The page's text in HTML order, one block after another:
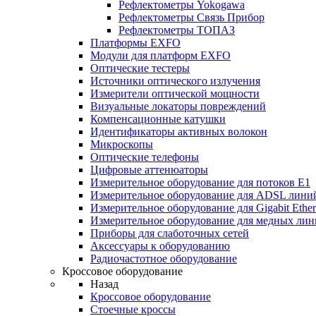
Рефлектометры Yokogawa
Рефлектометры Связь Прибор
Рефлектометры ТОПАЗ
Платформы EXFO
Модули для платформ EXFO
Оптические тестеры
Источники оптического излучения
Измерители оптической мощности
Визуальные локаторы повреждений
Компенсационные катушки
Идентификаторы активных волокон
Микроскопы
Оптические телефоны
Цифровые аттенюаторы
Измерительное оборудование для потоков Е1
Измерительное оборудование для ADSL
Измерительное оборудование для Gigabit
Измерительное оборудование для медных
Приборы для слаботочных сетей
Аксессуары к оборудованию
Радиочастотное оборудование
Кроссовое оборудование
Назад
Кроссовое оборудование
Стоечные кроссы